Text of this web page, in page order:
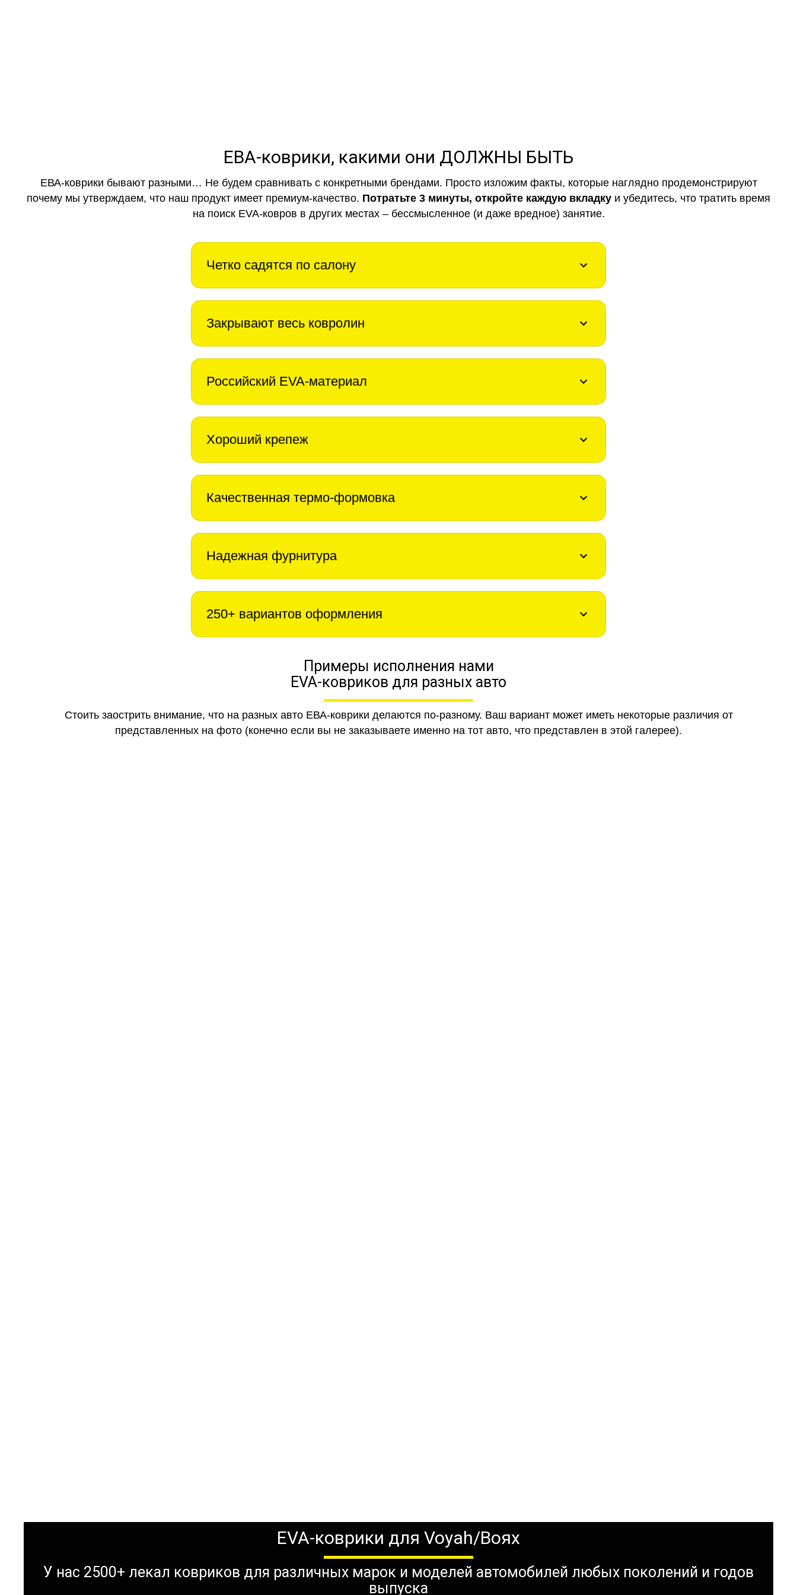
ЕВА-коврики, какими они ДОЛЖНЫ БЫТЬ
ЕВА-коврики бывают разными… Не будем сравнивать с конкретными брендами. Просто изложим факты, которые наглядно продемонстрируют
почему мы утверждаем, что наш продукт имеет премиум-качество. Потратьте 3 минуты, откройте каждую вкладку и убедитесь, что тратить время
на поиск EVA-ковров в других местах – бессмысленное (и даже вредное) занятие.
Четко садятся по салону
Закрывают весь ковролин
Российский EVA-материал
Хороший крепеж
Качественная термо-формовка
Надежная фурнитура
250+ вариантов оформления
Примеры исполнения нами
EVA-ковриков для разных авто
Стоить заострить внимание, что на разных авто ЕВА-коврики делаются по-разному. Ваш вариант может иметь некоторые различия от
представленных на фото (конечно если вы не заказываете именно на тот авто, что представлен в этой галерее).
EVA-коврики для Voyah/Воях
У нас 2500+ лекал ковриков для различных марок и моделей автомобилей любых поколений и годов
выпуска